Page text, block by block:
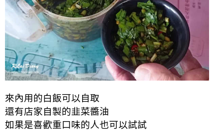
來內用的白飯可以自取
還有店家自製的韭菜醬油
如果是喜歡重口味的人也可以試試